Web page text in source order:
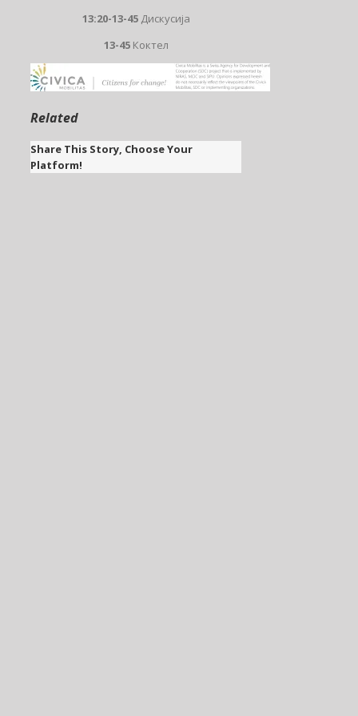
13:20-13-45Дискусија
13-45Коктел
Related
Share This Story, Choose Your
Platform!